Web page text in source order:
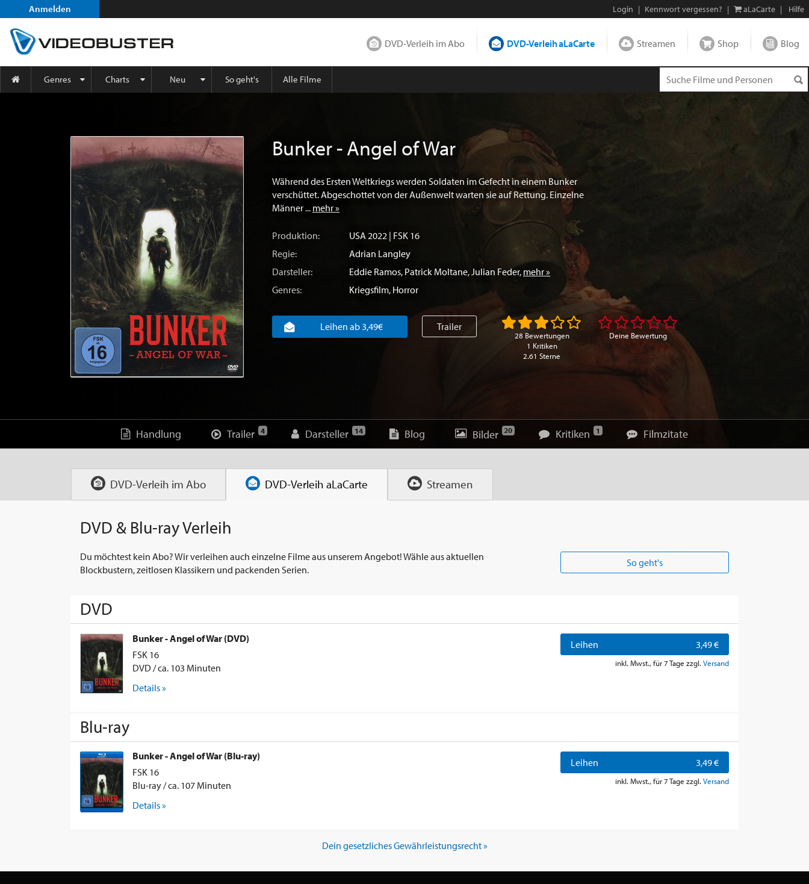
Anmelden Login | Kennwort vergessen? | aLaCarte | Hilfe
DVD-Verleih im Abo DVD-Verleih aLaCarte Streamen Shop Blog
Genres Charts Neu So geht's Alle Filme
Bunker - Angel of War
Während des Ersten Weltkriegs werden Soldaten im Gefecht in einem Bunker
verschüttet. Abgeschottet von der Außenwelt warten sie auf Rettung. Einzelne
Männer ... mehr »
Produktion: USA2022 | FSK 16
Regie:
Adrian Langley
Darsteller:
Eddie Ramos, Patrick Moltane,Julian Feder, mehr »
Genres:
Kriegsfilm, Horror
Leihen ab 3,49€ Trailer
28 Bewertungen
1 Kritiken
2.61 Sterne
Deine Bewertung
Handlung Trailer 4 Darsteller 14 Blog Bilder 20 Kritiken 1 Filmzitate
DVD-Verleih im Abo DVD-Verleih aLaCarte Streamen
DVD & Blu-ray Verleih
Du möchtest kein Abo? Wir verleihen auch einzelne Filme aus unserem Angebot! Wähle aus aktuellen
Blockbustern, zeitlosen Klassikern und packenden Serien.
So geht's
DVD
Bunker - Angel of War (DVD)
FSK 16
DVD / ca. 103 Minuten
Details »
Leihen 3,49 €
inkl. Mwst., für 7 Tage zzgl. Versand
Blu-ray
Bunker - Angel of War (Blu-ray)
FSK 16
Blu-ray / ca. 107 Minuten
Details »
Leihen 3,49 €
inkl. Mwst., für 7 Tage zzgl. Versand
Dein gesetzliches Gewährleistungsrecht »